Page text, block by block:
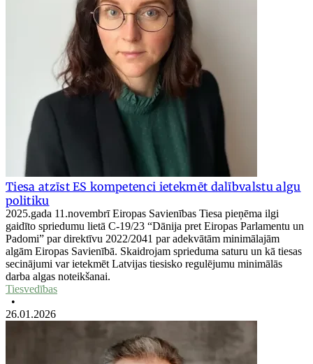
Tiesa atzīst ES kompetenci ietekmēt dalībvalstu algu
politiku
2025.gada 11.novembrī Eiropas Savienības Tiesa pieņēma ilgi
gaidīto spriedumu lietā C-19/23 “Dānija pret Eiropas Parlamentu un
Padomi” par direktīvu 2022/2041 par adekvātām minimālajām
algām Eiropas Savienībā. Skaidrojam sprieduma saturu un kā tiesas
secinājumi var ietekmēt Latvijas tiesisko regulējumu minimālās
darba algas noteikšanai.
Tiesvedības
•
26.01.2026